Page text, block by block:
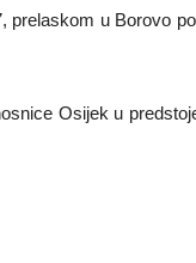
prelaskom u Borovo
Osijek u